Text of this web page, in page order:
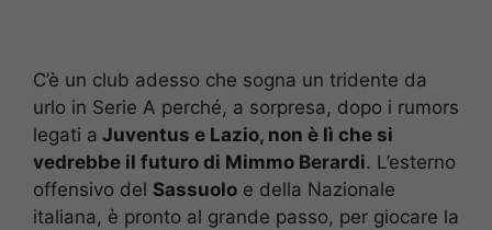
C’è un club adesso che sogna un tridente da
urlo in Serie A perché, a sorpresa, dopo i rumors
legati a Juventus e Lazio, non è lì che si
vedrebbe il futuro di Mimmo Berardi. L’esterno
offensivo del Sassuolo e della Nazionale
italiana, è pronto al grande passo, per giocare la